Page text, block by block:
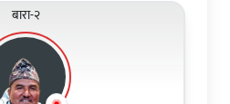
बारा-२